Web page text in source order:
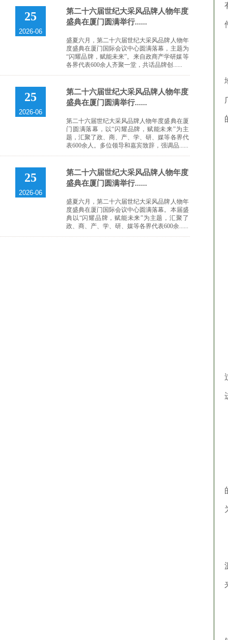
25
2026-06
第二十六届世纪大采风品牌人物年度
盛典在厦门圆满举行......
盛夏六月，第二十六届世纪大采风品牌人物年
度盛典在厦门国际会议中心圆满落幕，主题为
“闪耀品牌，赋能未来”。来自政商产学研媒等
各界代表600余人齐聚一堂，共话品牌创......
25
2026-06
第二十六届世纪大采风品牌人物年度
盛典在厦门圆满举行......
第二十六届世纪大采风品牌人物年度盛典在厦
门圆满落幕，以“闪耀品牌，赋能未来”为主
题，汇聚了政、商、产、学、研、媒等各界代
表600余人。多位领导和嘉宾致辞，强调品......
25
2026-06
第二十六届世纪大采风品牌人物年度
盛典在厦门圆满举行......
盛夏六月，第二十六届世纪大采风品牌人物年
度盛典在厦门国际会议中心圆满落幕。本届盛
典以“闪耀品牌，赋能未来”为主题，汇聚了
政、商、产、学、研、媒等各界代表600余......